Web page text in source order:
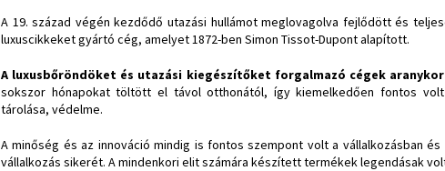
A 19. század végén kezdődő utazási hullámot meglovagolva fejlődött és
luxuscikkeket gyártó cég, amelyet 1872-ben Simon Tissot-Dupont alapított.
A luxusbőröndöket és utazási kiegészítőket forgalmazó cégek
sokszor hónapokat töltött el távol otthonától, így kiemelkedően fontos
tárolása, védelme.
A minőség és az innováció mindig is fontos szempont volt a vállalkozásban
vállalkozás sikerét. A mindenkori elit számára készített termékek legendásak